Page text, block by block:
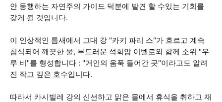
안 동행하는 자연주의 가이드 덕분에 발견 할 수있는 기회를
갖게 될 것입니다.
이 인상적인 틈새에서 고대 강 "카키 파리 스"가 흐르고 계속
침식되어 깨끗한 물, 부드러운 석회암 이벨로와 함께 소위 "우
루 비"를 형성합니다 : "거인의 움푹 들어간 곳"이라고도 알려
진 작고 깊은 호수입니다.
따라서 카시빌레 강의 신선하고 맑은 물에서 휴식을 취하고 재